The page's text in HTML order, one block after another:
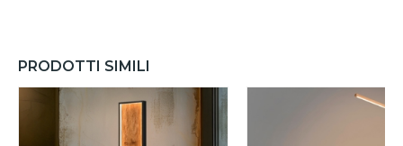
PRODOTTI SIMILI